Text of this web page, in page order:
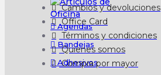
Agendas
Bandejas
Adhesivos
Cambios y devoluciones
Office Card
Términos y condiciones
Quienes somos
Compra por mayor